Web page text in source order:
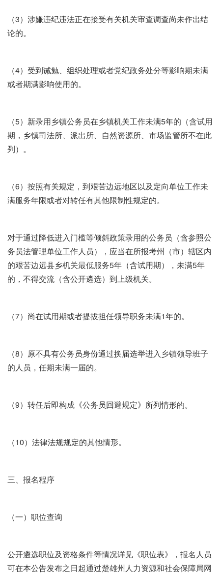
（3）涉嫌违纪违法正在接受有关机关审查调查尚未作出结
论的。
（4）受到诫勉、组织处理或者党纪政务处分等影响期未满
或者期满影响使用的。
（5）新录用乡镇公务员在乡镇机关工作未满5年的（含试用
期，乡镇司法所、派出所、自然资源所、市场监管所不在此
列）。
（6）按照有关规定，到艰苦边远地区以及定向单位工作未
满服务年限或者对转任有其他限制性规定的。
对于通过降低进入门槛等倾斜政策录用的公务员（含参照公
务员法管理单位工作人员），应当在所报考州（市）辖区内
的艰苦边远县乡机关最低服务5年（含试用期），未满5年
的，不得交流（含公开遴选）到上级机关。
（7）尚在试用期或者提拔担任领导职务未满1年的。
（8）原不具有公务员身份通过换届选举进入乡镇领导班子
的人员，任期未满一届的。
（9）转任后即构成《公务员回避规定》所列情形的。
（10）法律法规规定的其他情形。
三、报名程序
（一）职位查询
公开遴选职位及资格条件等情况详见《职位表》，报名人员
可在本公告发布之日起通过楚雄州人力资源和社会保障局网